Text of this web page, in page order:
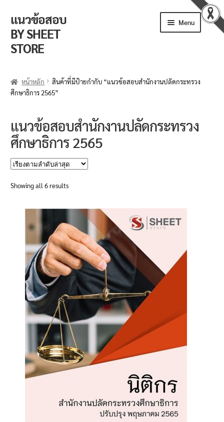
Skip
to
navigation
Skip
to
content
แนวข้อสอบ
BY SHEET
STORE
Menu
ตะกร้าสินค้า
วิธีการสั่งซื้อ
แจ้งชำระเงิน
รีวิวจากลูกค้า
ข่าวเปิดสอบงานราชการ
นโยบายคืนสินค้าและการจัดส่ง​
คำถามที่พบบ่อย
หน้าหลัก
สินค้าที่มีป้ายกำกับ “แนวข้อสอบสำนักงานปลัดกระทรวง
ศึกษาธิการ 2565”
แนวข้อสอบสำนักงานปลัดกระทรวง
ศึกษาธิการ 2565
Showing all 6 resultsSorted